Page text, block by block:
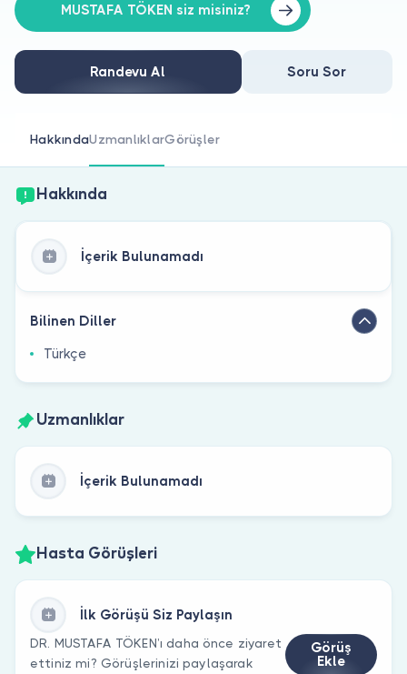
Doktorlar için
Doktor musunuz?
MUSTAFA TÖKEN siz misiniz?
Randevu Al Soru Sor
HakkındaUzmanlıklarGörüşler
Hakkında
İçerik Bulunamadı
Bilinen Diller
Türkçe
Uzmanlıklar
İçerik Bulunamadı
Hasta Görüşleri
İlk Görüşü Siz Paylaşın
DR. MUSTAFA TÖKEN’ı daha önce ziyaret
ettiniz mi? Görüşlerinizi paylaşarak
Görüş
Ekle